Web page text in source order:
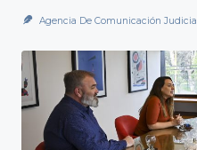
Agencia De Comunicación Judicial